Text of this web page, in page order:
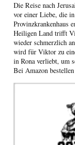
Die Reise nach
vor einer Liebe, die
Provinzkrankenhaus
Heiligen Land trifft
wieder schmerzlich
wird für Viktor zu
in Rona verliebt, um
Bei Amazon bestellen